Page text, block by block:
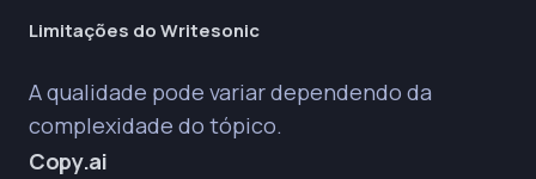
Limitações do Writesonic
A qualidade pode variar dependendo da
complexidade do tópico.
Copy.ai